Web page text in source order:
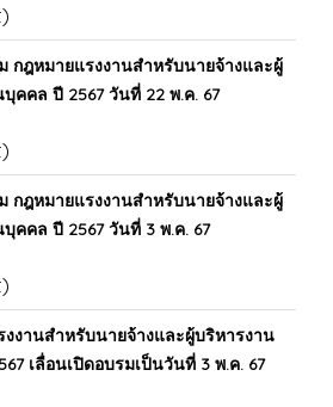
กฎหมายแรงงานสำหรับนายจ้างและผู้
คคล ปี 2567 วันที่ 22 พ.ค. 67
กฎหมายแรงงานสำหรับนายจ้างและผู้
คคล ปี 2567 วันที่ 3 พ.ค. 67
งานสำหรับนายจ้างและผู้บริหารงาน
เลื่อนเปิดอบรมเป็นวันที่ 3 พ.ค. 67